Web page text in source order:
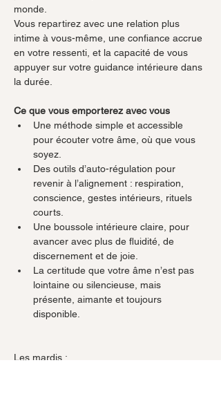
monde.
Vous repartirez avec une relation plus
intime à vous-même, une confiance accrue
en votre ressenti, et la capacité de vous
appuyer sur votre guidance intérieure dans
la durée.
Ce que vous emporterez avec vous
Une méthode simple et accessible
pour écouter votre âme, où que vous
soyez.
Des outils d’auto-régulation pour
revenir à l’alignement : respiration,
conscience, gestes intérieurs, rituels
courts.
Une boussole intérieure claire, pour
avancer avec plus de fluidité, de
discernement et de joie.
La certitude que votre âme n’est pas
lointaine ou silencieuse, mais
présente, aimante et toujours
disponible.
Les mardis :